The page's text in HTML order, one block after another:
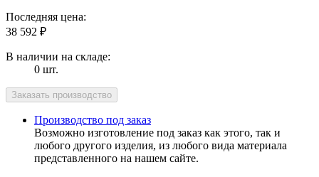
Последняя цена:
38 592 ₽
В наличии на складе:
0 шт.
Производство под заказ
Возможно изготовление под заказ как этого, так и
любого другого изделия, из любого вида материала
представленного на нашем сайте.